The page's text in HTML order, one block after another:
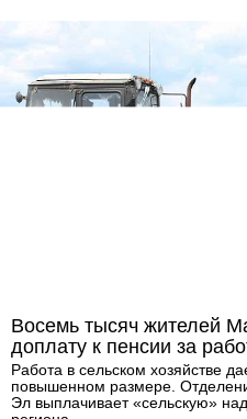
Восемь тысяч жителей
доплату к пенсии за
Работа в сельском хозяйстве
повышенном размере.
Эл выплачивает «сельскую»